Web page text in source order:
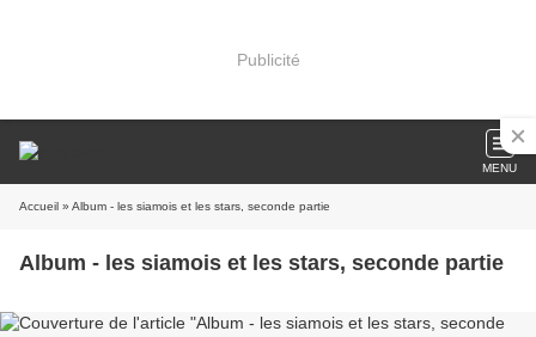
Publicité
MENU
Accueil » Album - les siamois et les stars, seconde partie
Album - les siamois et les stars, seconde partie